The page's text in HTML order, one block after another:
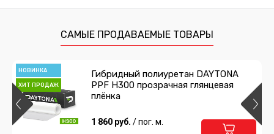
САМЫЕ ПРОДАВАЕМЫЕ ТОВАРЫ
НОВИНКА
ХИТ ПРОДАЖ
Гибридный полиуретан DAYTONA
PPF H300 прозрачная глянцевая
плёнка
1 860 руб. / пог. м.